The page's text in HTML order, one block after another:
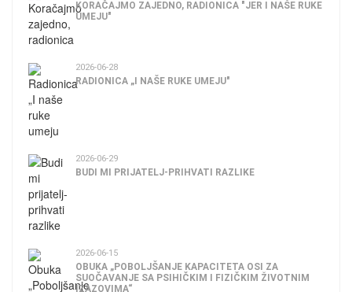
KORAČAJMO ZAJEDNO, RADIONICA "JER I NAŠE RUKE
UMEJU"
2026-06-28
RADIONICA „I NAŠE RUKE UMEJU"
2026-06-29
BUDI MI PRIJATELJ-PRIHVATI RAZLIKE
2026-06-15
OBUKA „POBOLJŠANJE KAPACITETA OSI ZA
SUOČAVANJE SA PSIHIČKIM I FIZIČKIM ŽIVOTNIM
IZAZOVIMA“